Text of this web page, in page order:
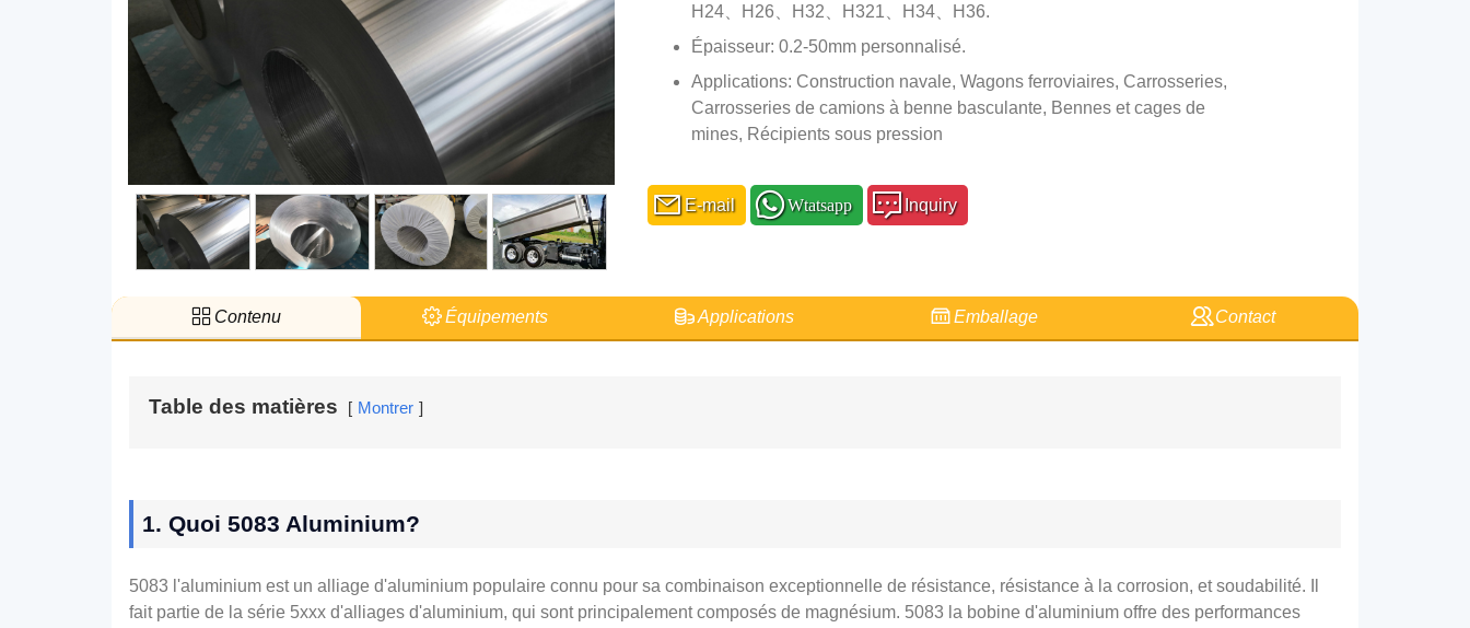
H24、H26、H32、H321、H34、H36.
Épaisseur: 0.2-50mm personnalisé.
Applications: Construction navale, Wagons ferroviaires, Carrosseries,
Carrosseries de camions à benne basculante, Bennes et cages de
mines, Récipients sous pression
E-mail Wtatsapp Inquiry
Contenu Équipements Applications Emballage Contact
Table des matières Montrer
1. Quoi 5083 Aluminium?
5083 l'aluminium est un alliage d'aluminium populaire connu pour sa combinaison exceptionnelle de résistance, résistance à la corrosion, et soudabilité. Il
fait partie de la série 5xxx d'alliages d'aluminium, qui sont principalement composés de magnésium. 5083 la bobine d'aluminium offre des performances